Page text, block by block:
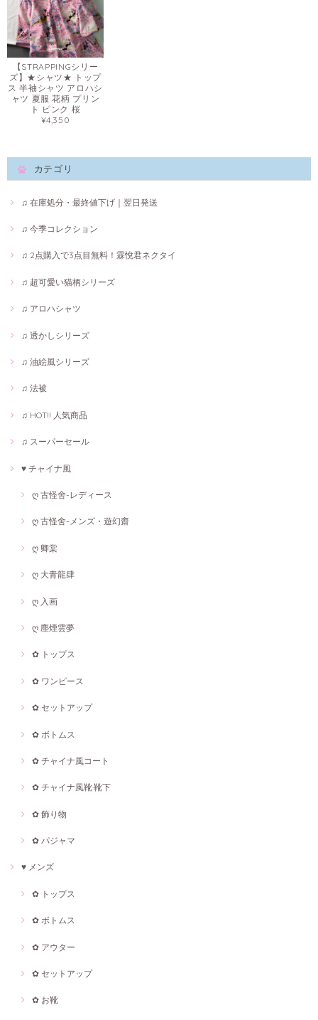
【STRAPPINGシリー
ズ】★シャツ★ トップ
ス 半袖シャツ アロハシ
ャツ 夏服 花柄 プリン
ト ピンク 桜
¥4,350
カテゴリ
♫ 在庫処分・最終値下げ｜翌日発送
♫ 今季コレクション
♫ 2点購入で3点目無料！霖悅君ネクタイ
♫ 超可愛い猫柄シリーズ
♫ アロハシャツ
♫ 透かしシリーズ
♫ 油絵風シリーズ
♫ 法被
♫ HOT!! 人気商品
♫ スーパーセール
♥ チャイナ風
ღ 古怪舍-レディース
ღ 古怪舍-メンズ・遊幻齋
ღ 卿棠
ღ 大青龍肆
ღ 入画
ღ 塵煙雲夢
✿ トップス
✿ ワンピース
✿ セットアップ
✿ ボトムス
✿ チャイナ風コート
✿ チャイナ風靴·靴下
✿ 飾り物
✿ パジャマ
♥ メンズ
✿ トップス
✿ ボトムス
✿ アウター
✿ セットアップ
✿ お靴